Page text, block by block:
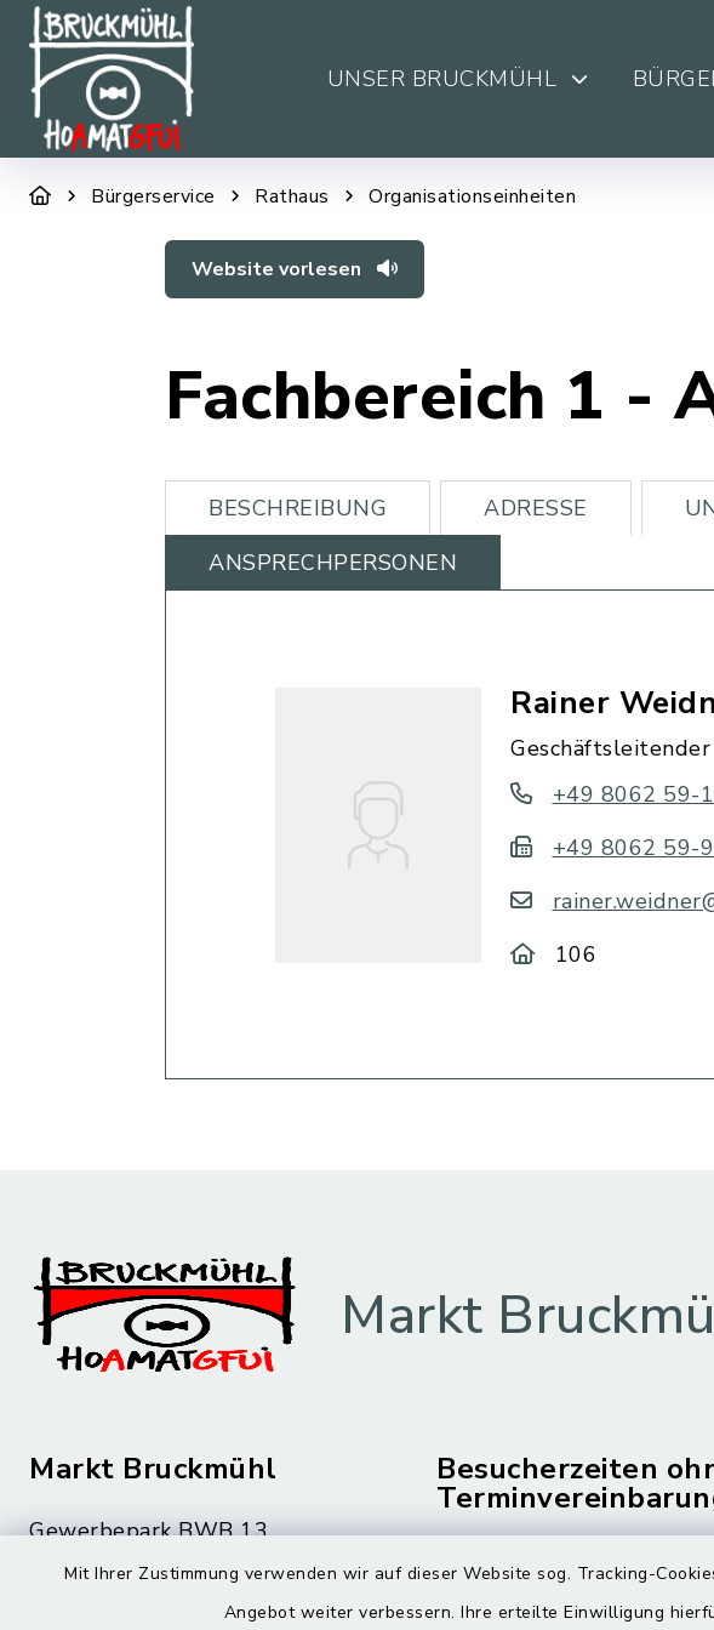
Mit Ihrer Zustimmung verwenden wir auf dieser Website sog. Tracking-
Angebot weiter verbessern. Ihre erteilte Einwilligung
UNSER BRUCKMÜHL
Bürgerservice Rathaus Organisationseinheiten
Website vorlesen
Fachbereich 1 -
BESCHREIBUNG ADRESSE
ANSPRECHPERSONEN
Rainer
+49 8062 59-
+49 8062 59-
106
Markt
Markt Bruckmühl
Gewerbepark BWB 13
83052 Bruckmühl
Besucherzeiten